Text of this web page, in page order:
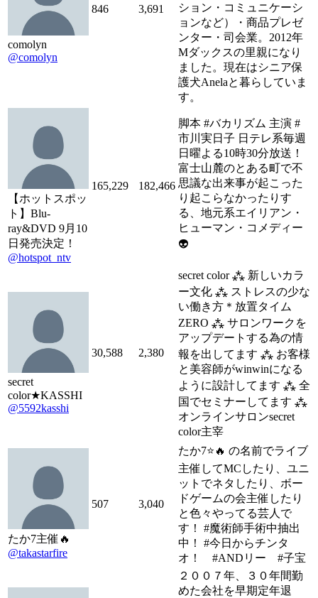
comolyn
@comolyn
846 3,691
ション・コミュニケーシ
ョンなど）・商品プレゼ
ンター・司会業。2012年
Mダックスの里親になり
ました。現在はシニア保
護犬Anelaと暮らしていま
す。
【ホットスポッ
ト】Blu-
ray&DVD 9月10
日発売決定！
@hotspot_ntv
165,229 182,466
脚本 #バカリズム 主演 #
市川実日子 日テレ系毎週
日曜よる10時30分放送！
富士山麓のとある町で不
思議な出来事が起こった
り起こらなかったりす
る、地元系エイリアン・
ヒューマン・コメディー
👽
secret
color★KASSHI
@5592kasshi
30,588 2,380
secret color ⁂ 新しいカラ
ー文化 ⁂ ストレスの少な
い働き方＊放置タイム
ZERO ⁂ サロンワークを
アップデートする為の情
報を出してます ⁂ お客様
と美容師がwinwinになる
ように設計してます ⁂ 全
国でセミナーしてます ⁂
オンラインサロンsecret
color主宰
たか7主催🔥
@takastarfire
507 3,040
たか7⭐🔥 の名前でライブ
主催してMCしたり、ユニ
ットでネタしたり、ボー
ドゲームの会主催したり
と色々やってる芸人で
す！ #魔術師手術中抽出
中！ #今日からチンタ
オ！ #ANDリー #子宝
２００７年、３０年間勤
めた会社を早期定年退